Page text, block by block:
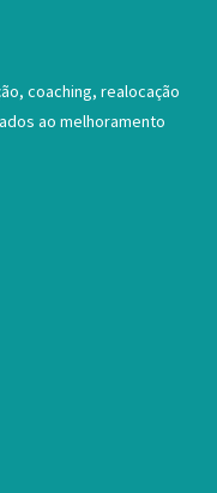
coaching, realocação
ao melhoramento